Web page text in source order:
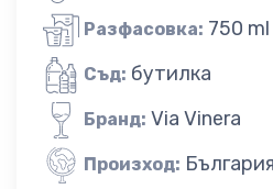
Разфасовка: 750 ml
Съд: бутилка
Бранд: Via Vinera
Произход: България